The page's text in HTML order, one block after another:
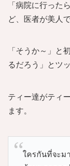
「病院に行った
ど、医者が美人
「そうか～」と
るだろう」とツ
ティー達がティ
ます。
ใครกันที่จะม